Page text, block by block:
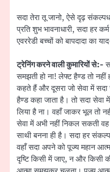
सदा तेरा तू जानो, ऐसे दृढ़
प्रति शुभ भावनाधारी, सदा हर
एवररेडी बच्चों को बापदादा का
ट्रेनिंग करने वाली कुमारियों से:-
समझती हो ना! लेफ्ट हैण्ड तो नहीं
कहते हैं और दूसरा जो सेवा में सदा
हैण्ड कहा जाता है। तो सदा
लिया है ना। वहाँ जाकर भूल तो
सेवा में अभी नहीं निकल सकती वह
साथी बनना ही है। सदा हर
वहाँ सदा अपने को पूज्य महान
दृष्टि किसी में जाए, न और किसी